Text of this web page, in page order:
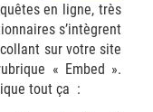
en ligne, très
s’intègrent
sur votre site
« Embed ».
tout ça :